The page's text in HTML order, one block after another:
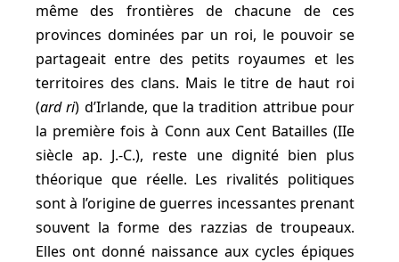
même des frontières de chacune de ces
provinces dominées par un roi, le pouvoir se
partageait entre des petits royaumes et les
territoires des clans. Mais le titre de haut roi
(ard ri) d’Irlande, que la tradition attribue pour
la première fois à Conn aux Cent Batailles (IIe
siècle ap. J.-C.), reste une dignité bien plus
théorique que réelle. Les rivalités politiques
sont à l’origine de guerres incessantes prenant
souvent la forme des razzias de troupeaux.
Elles ont donné naissance aux cycles épiques